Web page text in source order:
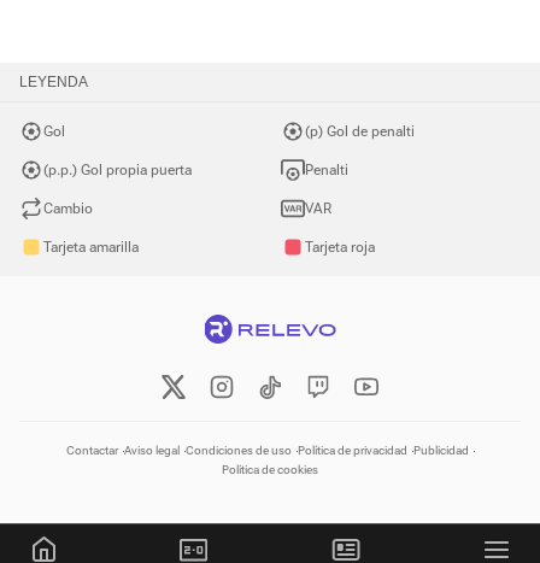
LEYENDA
Gol
(p.p.) Gol propia puerta
Cambio
Tarjeta amarilla
(p) Gol de penalti
Penalti
VAR
Tarjeta roja
Contactar Aviso legal Condiciones de uso Política de privacidad Publicidad
Política de cookies